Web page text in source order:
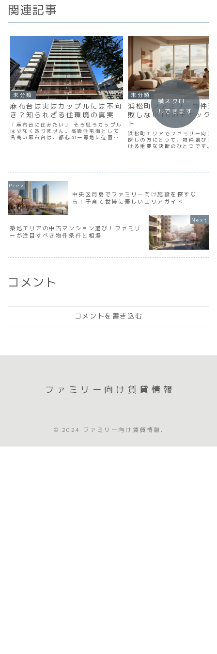
関連記事
未分類
麻布台は実はカップルには不向
き？知られざる住環境の真実
「麻布台に住みたい」 そう思うカップル
は少なくありません。高級住宅街として
名高い麻布台は、都心の一等地に位置
未分類
浜松町ファミリー物件
敗しない10のチェック
ト
浜松町エリアでファミリー向け
探しの方にとって、物件選びは
ける重要な決断のひとつです。
クセスも抜群。ビジネス...
横スクロー
ルできます
中央区月島でファミリー向け施設を探すな
ら！子育て世帯に優しいエリアガイド
築地エリアの中古マンション選び！ファミリ
ーが注目すべき物件条件と相場
コメント
コメントを書き込む
ファミリー向け賃貸情報
© 2024 ファミリー向け賃貸情報.